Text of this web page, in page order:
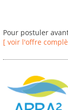
Pour postuler
[ voir l'offre